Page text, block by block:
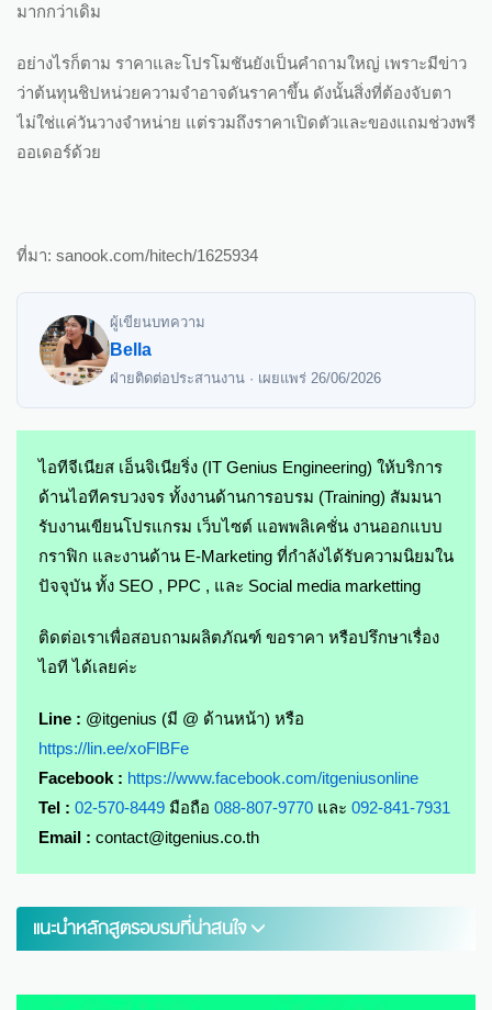
มากกว่าเดิม
อย่างไรก็ตาม ราคาและโปรโมชันยังเป็นคำถามใหญ่ เพราะมีข่าว
ว่าต้นทุนชิปหน่วยความจำอาจดันราคาขึ้น ดังนั้นสิ่งที่ต้องจับตา
ไม่ใช่แค่วันวางจำหน่าย แต่รวมถึงราคาเปิดตัวและของแถมช่วงพรี
ออเดอร์ด้วย
ที่มา: sanook.com/hitech/1625934
ผู้เขียนบทความ
Bella
ฝ่ายติดต่อประสานงาน · เผยแพร่ 26/06/2026
ไอทีจีเนียส เอ็นจิเนียริ่ง (IT Genius Engineering) ให้บริการ
ด้านไอทีครบวงจร ทั้งงานด้านการอบรม (Training) สัมมนา
รับงานเขียนโปรแกรม เว็บไซต์ แอพพลิเคชั่น งานออกแบบ
กราฟิก และงานด้าน E-Marketing ที่กำลังได้รับความนิยมใน
ปัจจุบัน ทั้ง SEO , PPC , และ Social media marketting
ติดต่อเราเพื่อสอบถามผลิตภัณฑ์ ขอราคา หรือปรึกษาเรื่อง
ไอที ได้เลยค่ะ
Line : @itgenius (มี @ ด้านหน้า) หรือ
https://lin.ee/xoFlBFe
Facebook : https://www.facebook.com/itgeniusonline
Tel : 02-570-8449 มือถือ 088-807-9770 และ 092-841-7931
Email : contact@itgenius.co.th
แนะนำหลักสูตรอบรมที่น่าสนใจ